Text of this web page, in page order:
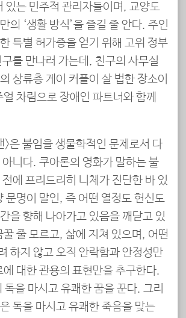
있는 민주적 관리자들이며, 교양도
의 ‘생활 방식’을 즐길 줄 안다. 주인
특별 허가증을 얻기 위해 고위 정부
를 만나러 가는데, 친구의 사무실
상류층 게이 커플이 살 법한 장소이
차림으로 장애인 파트너와 함께
>은 불임을 생물학적인 문제로서 다
니다. 쿠아론의 영화가 말하는 불
에 프리드리히 니체가 진단한 바 있
명이 말인末人, 즉 어떤 열정도 헌신도
을 향해 나아가고 있음을 깨닫고 있
줄 모르고, 삶에 지쳐 있으며, 어떤
하지 않고 오직 안락함과 안정성만
대한 관용의 표현만을 추구한다.
독을 마시고 유쾌한 꿈을 꾼다. 그리
독을 마시고 유쾌한 죽음을 맞는